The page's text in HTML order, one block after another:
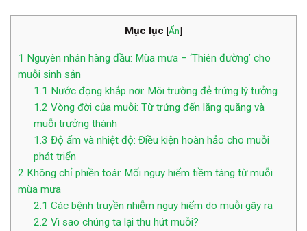
Mục lục [Ẩn]
1 Nguyên nhân hàng đầu: Mùa mưa – ‘Thiên đường’ cho
muỗi sinh sản
1.1 Nước đọng khắp nơi: Môi trường đẻ trứng lý tưởng
1.2 Vòng đời của muỗi: Từ trứng đến lăng quăng và
muỗi trưởng thành
1.3 Độ ẩm và nhiệt độ: Điều kiện hoàn hảo cho muỗi
phát triển
2 Không chỉ phiền toái: Mối nguy hiểm tiềm tàng từ muỗi
mùa mưa
2.1 Các bệnh truyền nhiễm nguy hiểm do muỗi gây ra
2.2 Vì sao chúng ta lại thu hút muỗi?